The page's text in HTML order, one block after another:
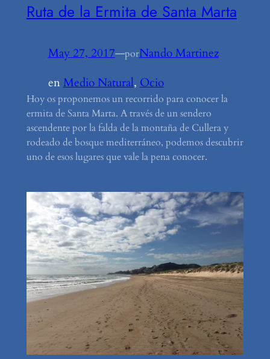
Ruta de la Ermita de Santa Marta
May 27, 2017—porNando Martinez
enMedio Natural, Ocio
Hoy os proponemos un recorrido para conocer la
ermita de Santa Marta. A través de un sendero
ascendente por la falda de la montaña de Cullera y
rodeado de bosque mediterráneo, podemos descubrir
uno de esos lugares que vale la pena conocer.